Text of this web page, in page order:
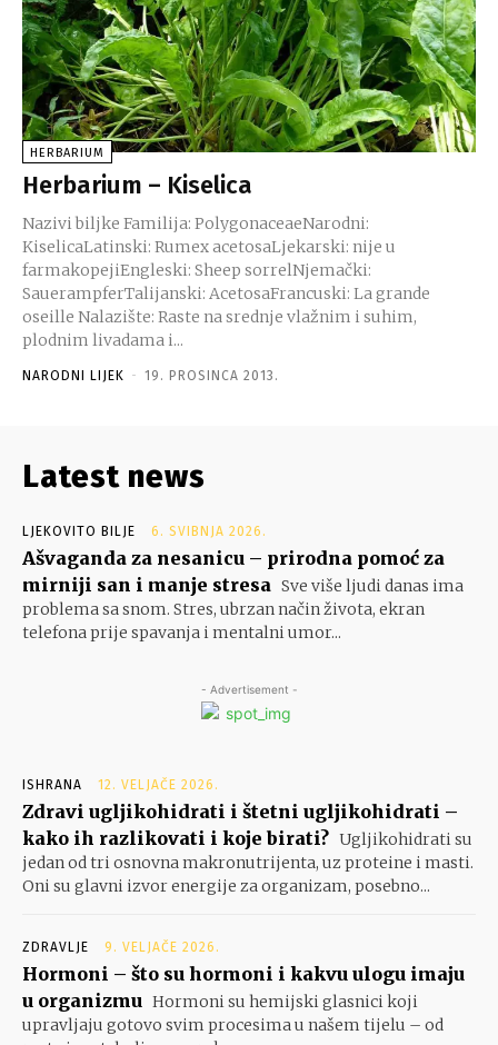
HERBARIUM
Herbarium – Kiselica
Nazivi biljke Familija: PolygonaceaeNarodni:
KiselicaLatinski: Rumex acetosaLjekarski: nije u
farmakopejiEngleski: Sheep sorrelNjemački:
SauerampferTalijanski: AcetosaFrancuski: La grande
oseille Nalazište: Raste na srednje vlažnim i suhim,
plodnim livadama i...
NARODNI LIJEK - 19. PROSINCA 2013.
Latest news
LJEKOVITO BILJE 6. SVIBNJA 2026.
Ašvaganda za nesanicu – prirodna pomoć za
mirniji san i manje stresa Sve više ljudi danas ima
problema sa snom. Stres, ubrzan način života, ekran
telefona prije spavanja i mentalni umor...
- Advertisement -
ISHRANA 12. VELJAČE 2026.
Zdravi ugljikohidrati i štetni ugljikohidrati –
kako ih razlikovati i koje birati? Ugljikohidrati su
jedan od tri osnovna makronutrijenta, uz proteine i masti.
Oni su glavni izvor energije za organizam, posebno...
ZDRAVLJE 9. VELJAČE 2026.
Hormoni – što su hormoni i kakvu ulogu imaju
u organizmu Hormoni su hemijski glasnici koji
upravljaju gotovo svim procesima u našem tijelu – od